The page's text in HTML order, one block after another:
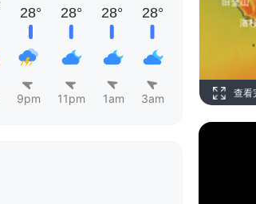
9pm 11pm 1am 3am 查看